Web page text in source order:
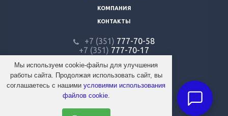
КОМПАНИЯ
КОНТАКТЫ
+7 (351) 777-70-58
+7 (351) 777-70-17
firmafaraon@mail.ru
@ 2026 Автосервис «Фараон»
Все права защищены
Мы используем cookie-файлы для улучшения
работы сайта. Продолжая использовать сайт, вы
соглашаетесь с нашими условиями использования
файлов cookie.